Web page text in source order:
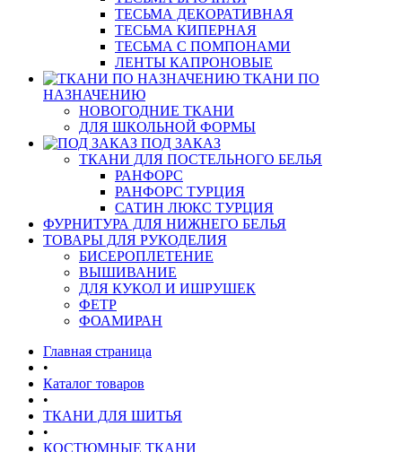
ТЕСЬМА ДЕКОРАТИВНАЯ
ТЕСЬМА КИПЕРНАЯ
ТЕСЬМА С ПОМПОНАМИ
ЛЕНТЫ КАПРОНОВЫЕ
ТКАНИ ПО
НАЗНАЧЕНИЮ
НОВОГОДНИЕ ТКАНИ
ДЛЯ ШКОЛЬНОЙ ФОРМЫ
ПОД ЗАКАЗ
ТКАНИ ДЛЯ ПОСТЕЛЬНОГО БЕЛЬЯ
РАНФОРС
РАНФОРС ТУРЦИЯ
САТИН ЛЮКС ТУРЦИЯ
ФУРНИТУРА ДЛЯ НИЖНЕГО БЕЛЬЯ
ТОВАРЫ ДЛЯ РУКОДЕЛИЯ
БИСЕРОПЛЕТЕНИЕ
ВЫШИВАНИЕ
ДЛЯ КУКОЛ И ИШРУШЕК
ФЕТР
ФОАМИРАН
Главная страница
•
Каталог товаров
•
ТКАНИ ДЛЯ ШИТЬЯ
•
КОСТЮМНЫЕ ТКАНИ